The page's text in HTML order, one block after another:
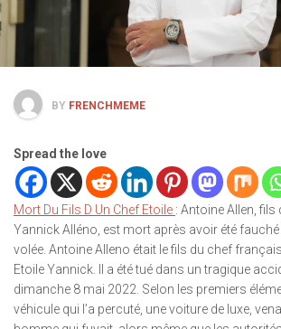
BY FRENCHMEME
Spread the love
Mort Du Fils D Un Chef Etoile : Antoine Allen, fils
Yannick Alléno, est mort après avoir été
volée. Antoine Alleno était le fils du chef
Etoile Yannick. Il a été tué dans un tragique
dimanche 8 mai 2022. Selon les premiers
véhicule qui l’a percuté, une voiture de luxe,